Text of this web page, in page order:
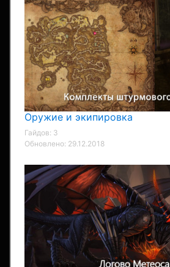
Оружие и экипировка
Гайдов: 3
Обновлено: 29.12.2018